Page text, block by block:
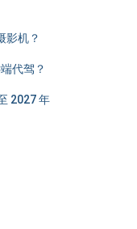
影机？
代驾？
2027 年